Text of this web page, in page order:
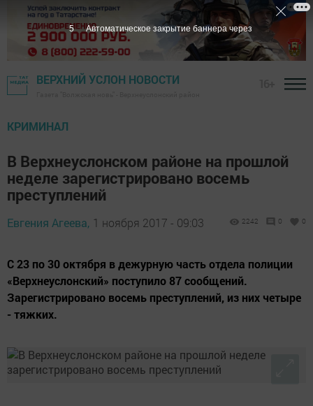
ВЕРХНИЙ УСЛОН НОВОСТИ
КРИМИНАЛ
В Верхнеуслонском районе на прошлой
неделе зарегистрировано восемь
преступлений
Евгения Агеева, 1 ноября 2017 - 09:03 2242 0 0
С 23 по 30 октября в дежурную часть отдела полиции
«Верхнеуслонский» поступило 87 сообщений.
Зарегистрировано восемь преступлений, из них четыре
- тяжких.
4 Автоматическое закрытие баннера через